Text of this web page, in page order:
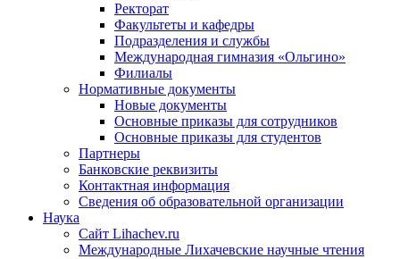
Ректорат
Факультеты и кафедры
Подразделения и службы
Международная гимназия «Ольгино»
Филиалы
Нормативные документы
Новые документы
Основные приказы для сотрудников
Основные приказы для студентов
Партнеры
Банковские реквизиты
Контактная информация
Сведения об образовательной организации
Наука
Сайт Lihachev.ru
Международные Лихачевские научные чтения